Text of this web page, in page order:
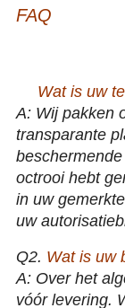
FAQ
Wat is uw
A: Wij pakken
transparante
octrooi hebt
in uw
uw
Q2. Wat is uw
A: Over het
vóór levering.